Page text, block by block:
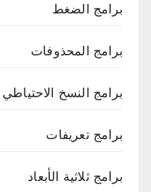
برامج الضغط
برامج المحذوفات
برامج النسخ الاحتياطي
برامج تعريفات
برامج ثلاثية الأبعاد